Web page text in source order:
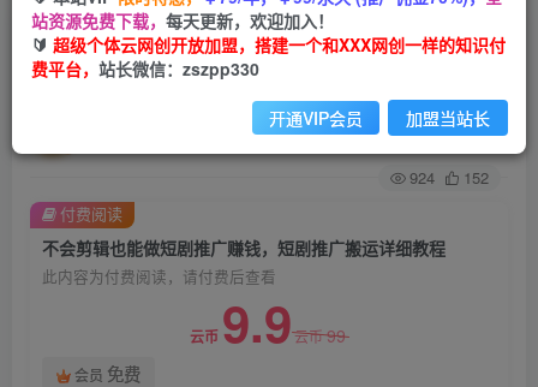
不会剪辑也能做短剧推广赚钱，短剧推广搬运详细
教程
关注 私信
924 152
不会剪辑也能做短剧推广赚钱，短剧推广搬运详细教程
此内容为付费阅读，请付费后查看
云币 9.9云币99
会员 免费
付费阅读
站资源免费下载， 每天更新，欢迎加入！
🔰 超级个体云网创开放加盟，搭建一个和XXX网创一样的知识付
费平台， 站长微信：zszpp330
开通VIP会员 加盟当站长